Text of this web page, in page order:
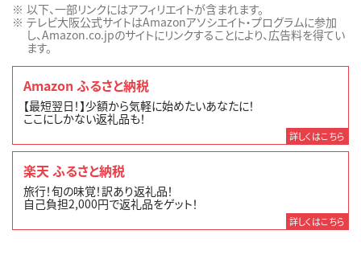
以下、一部リンクにはアフィリエイトが含まれます。
テレビ大阪公式サイトはAmazonアソシエイト・プログラムに参加
し、Amazon.co.jpのサイトにリンクすることにより、広告料を得てい
ます。
Amazon ふるさと納税
【最短翌日！】少額から気軽に始めたいあなたに！
ここにしかない返礼品も！
詳しくはこちら
楽天 ふるさと納税
旅行！旬の味覚！訳あり返礼品！
自己負担2,000円で返礼品をゲット！
詳しくはこちら